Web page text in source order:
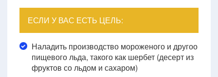
ЕСЛИ У ВАС ЕСТЬ ЦЕЛЬ:
Наладить производство мороженого и другоо
пищевого льда, такого как шербет (десерт из
фруктов со льдом и сахаром)